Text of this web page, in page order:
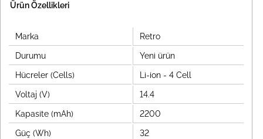
Ürün Özellikleri
Marka Retro
Durumu Yeni ürün
Hücreler (Cells) Li-ion - 4 Cell
Voltaj (V) 14.4
Kapasite (mAh) 2200
Güç (Wh) 32